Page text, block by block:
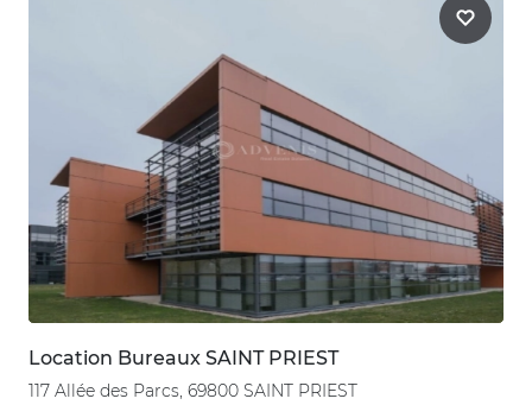
Location Bureaux SAINT PRIEST
117 Allée des Parcs, 69800 SAINT PRIEST